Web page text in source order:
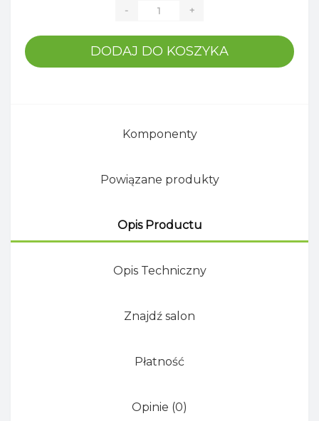
- +
DODAJ DO KOSZYKA
Komponenty
Powiązane produkty
Opis Productu
Opis Techniczny
Znajdź salon
Płatność
Opinie (0)